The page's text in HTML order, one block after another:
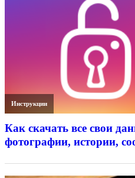
Инструкции
Как скачать все свои
фотографии, истории,